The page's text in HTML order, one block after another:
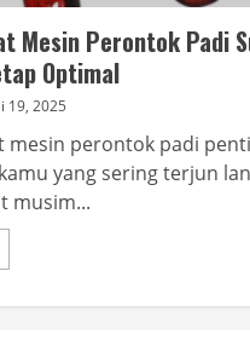
Mesin Perontok Padi
Optimal
19, 2025
mesin perontok padi
yang sering terjun
musim...